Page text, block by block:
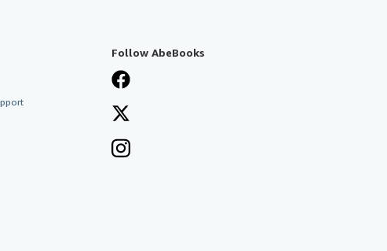
Follow AbeBooks